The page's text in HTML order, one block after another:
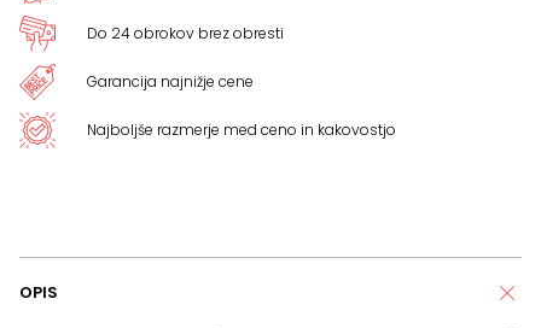
Do 24 obrokov brez obresti
Garancija najnižje cene
Najboljše razmerje med ceno in kakovostjo
OPIS